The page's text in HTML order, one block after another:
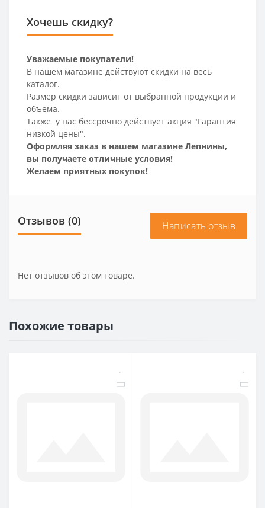
Хочешь скидку?
Уважаемые покупатели!
В нашем магазине действуют скидки на весь
каталог.
Размер скидки зависит от выбранной продукции и
объема.
Также у нас бессрочно действует акция "Гарантия
низкой цены".
Оформляя заказ в нашем магазине Лепнины,
вы получаете отличные условия!
Желаем приятных покупок!
Отзывов (0) Написать отзыв
Нет отзывов об этом товаре.
Похожие товары